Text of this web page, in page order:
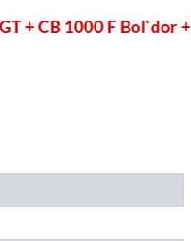
CB 1000 F Bol`dor +